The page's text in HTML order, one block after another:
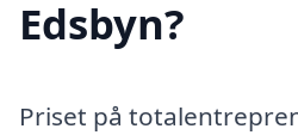
Edsbyn?
Priset på